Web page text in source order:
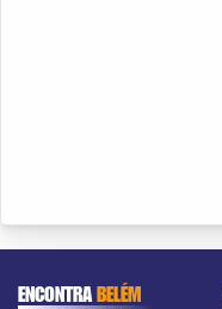
ENCONTRABELÉM